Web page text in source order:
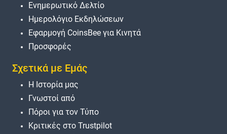
Ενημερωτικό Δελτίο
Ημερολόγιο Εκδηλώσεων
Εφαρμογή CoinsBee για Κινητά
Προσφορές
Σχετικά με Εμάς
Η Ιστορία μας
Γνωστοί από
Πόροι για τον Τύπο
Κριτικές στο Trustpilot